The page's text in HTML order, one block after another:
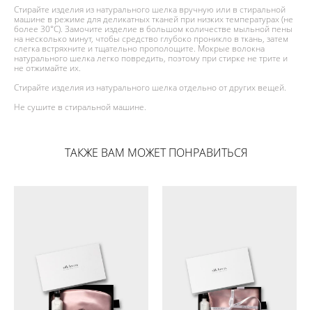
Стирайте изделия из натурального шелка вручную или в стиральной
машине в режиме для деликатных тканей при низких температурах (не
более 30°С). Замочите изделие в большом количестве мыльной пены
на несколько минут, чтобы средство глубоко проникло в ткань, затем
слегка встряхните и тщательно прополощите. Мокрые волокна
натурального шелка легко повредить, поэтому при стирке не трите и
не отжимайте их.
Стирайте изделия из натурального шелка отдельно от других вещей.
Не сушите в стиральной машине.
ТАКЖЕ ВАМ МОЖЕТ ПОНРАВИТЬСЯ